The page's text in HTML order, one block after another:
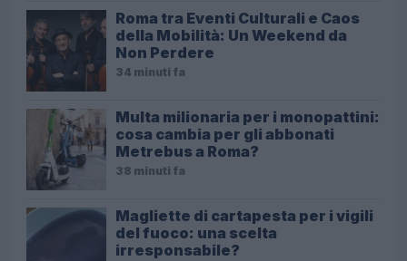
Roma tra Eventi Culturali e Caos
della Mobilità: Un Weekend da
Non Perdere
34 minuti fa
Multa milionaria per i monopattini:
cosa cambia per gli abbonati
Metrebus a Roma?
38 minuti fa
Magliette di cartapesta per i vigili
del fuoco: una scelta
irresponsabile?